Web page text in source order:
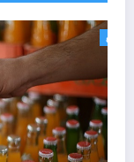
مجتمع